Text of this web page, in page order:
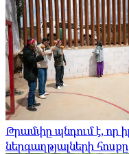
Թրամփը պնդում է, որ
ներգաղթյալների հոսքը